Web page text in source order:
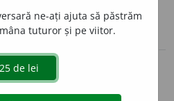
volume_up (50)
ne-ați ajuta să păstrăm
tuturor și pe viitor.